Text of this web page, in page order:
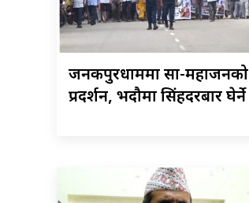
जनकपुरधाममा साहु-महाजनको
प्रदर्शन, भदौमा सिंहदरबार घेर्ने